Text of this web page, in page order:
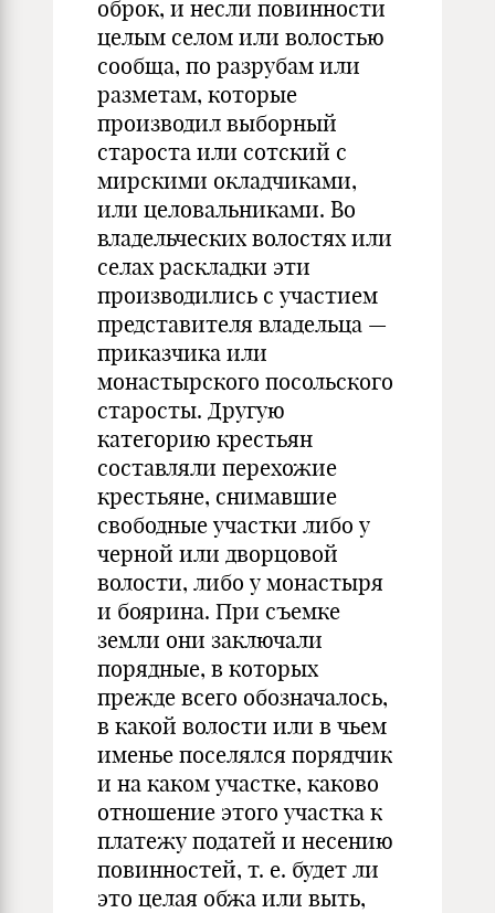
оброк, и несли повинности
целым селом или волостью
сообща, по разрубам или
разметам, которые
производил выборный
староста или сотский с
мирскими окладчиками,
или целовальниками. Во
владельческих волостях или
селах раскладки эти
производились с участием
представителя владельца —
приказчика или
монастырского посольского
старосты. Другую
категорию крестьян
составляли перехожие
крестьяне, снимавшие
свободные участки либо у
черной или дворцовой
волости, либо у монастыря
и боярина. При съемке
земли они заключали
порядные, в которых
прежде всего обозначалось,
в какой волости или в чьем
именье поселялся порядчик
и на каком участке, каково
отношение этого участка к
платежу податей и несению
повинностей, т. е. будет ли
это целая обжа или выть,